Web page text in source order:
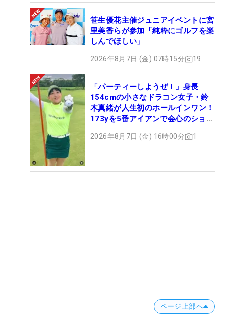
笹生優花主催ジュニアイベントに宮
里美香らが参加「純粋にゴルフを楽
しんでほしい」
2026年8月7日 (金) 07時15分 19
「パーティーしようぜ！」身長
154cmの小さなドラコン女子・鈴
木真緒が人生初のホールインワン！
173yを5番アイアンで会心のショッ
2026年8月7日 (金) 16時00分 1
ページ上部へ